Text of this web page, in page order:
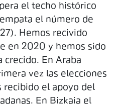
el techo histórico
el número de
Hemos recivido
en 2020 y hemos sido
crecido. En Araba
vez las elecciones
recibido el apoyo del
En Bizkaia el